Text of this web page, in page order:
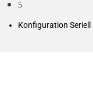
5
Konfiguration Seriell